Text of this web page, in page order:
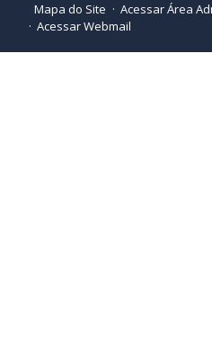
Mapa do Site
Acessar Área
Acessar Webmail